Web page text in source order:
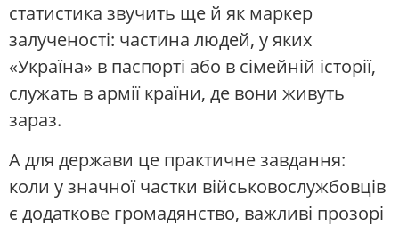
статистика звучить ще й як маркер
залученості: частина людей, у яких
«Україна» в паспорті або в сімейній історії,
служать в армії країни, де вони живуть
зараз.
А для держави це практичне завдання:
коли у значної частки військовослужбовців
є додаткове громадянство, важливі прозорі